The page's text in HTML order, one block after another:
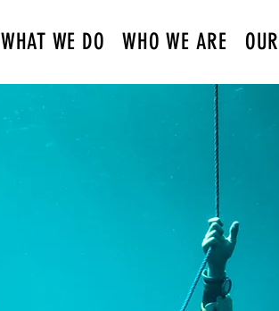
WHAT WE DO WHO WE ARE